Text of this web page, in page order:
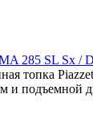
285 SL Sx /
топка
и подъемной